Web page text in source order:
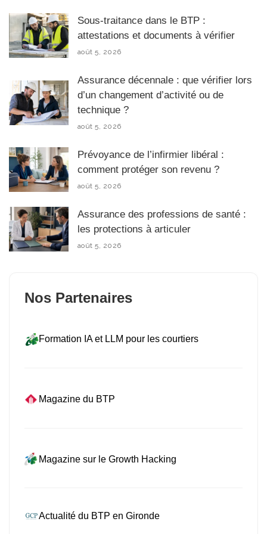
Sous-traitance dans le BTP :
attestations et documents à vérifier
août 5, 2026
Assurance décennale : que vérifier lors
d’un changement d’activité ou de
technique ?
août 5, 2026
Prévoyance de l’infirmier libéral :
comment protéger son revenu ?
août 5, 2026
Assurance des professions de santé :
les protections à articuler
août 5, 2026
Nos Partenaires
Formation IA et LLM pour les courtiers
Magazine du BTP
Magazine sur le Growth Hacking
Actualité du BTP en Gironde